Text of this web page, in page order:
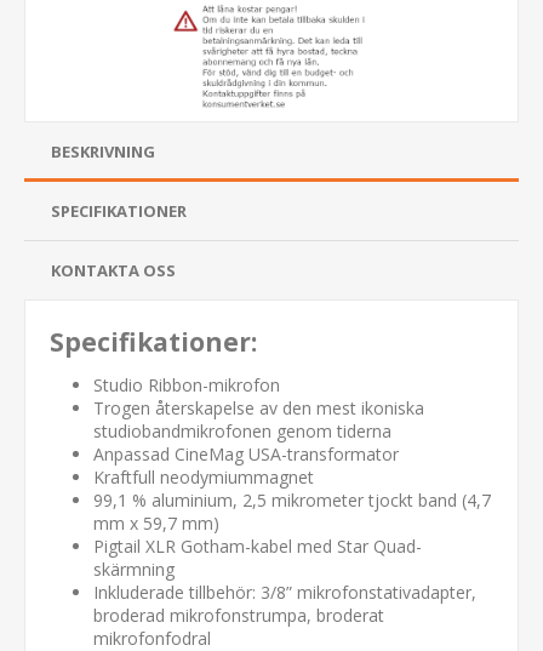
BESKRIVNING
SPECIFIKATIONER
KONTAKTA OSS
Specifikationer:
Studio Ribbon-mikrofon
Trogen återskapelse av den mest ikoniska
studiobandmikrofonen genom tiderna
Anpassad CineMag USA-transformator
Kraftfull neodymiummagnet
99,1 % aluminium, 2,5 mikrometer tjockt band (4,7
mm x 59,7 mm)
Pigtail XLR Gotham-kabel med Star Quad-
skärmning
Inkluderade tillbehör: 3/8” mikrofonstativadapter,
broderad mikrofonstrumpa, broderat
mikrofonfodral